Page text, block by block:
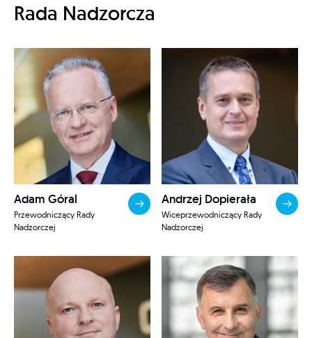
Rada Nadzorcza
Adam Góral
Przewodniczący Rady
Nadzorczej
Andrzej Dopierała
Wiceprzewodniczący Rady
Nadzorczej